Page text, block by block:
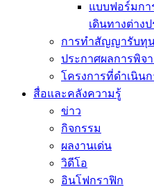
แบบฟอร์มกา
เดินทางต่างป
การทำสัญญารับทุ
ประกาศผลการพิจ
โครงการที่ดำเนิน
สื่อและคลังความรู้
ข่าว
กิจกรรม
ผลงานเด่น
วิดีโอ
อินโฟกราฟิก